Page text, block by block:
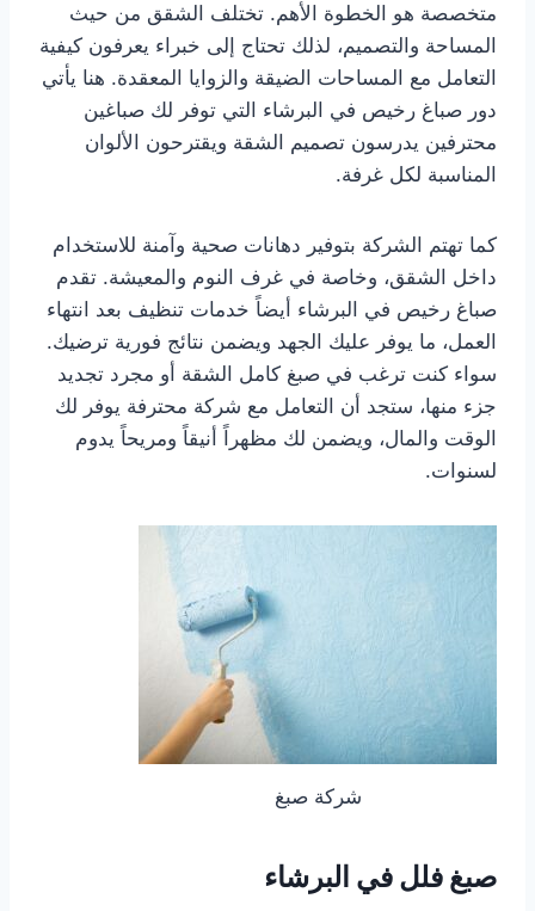
متخصصة هو الخطوة الأهم. تختلف الشقق من حيث
المساحة والتصميم، لذلك تحتاج إلى خبراء يعرفون كيفية
التعامل مع المساحات الضيقة والزوايا المعقدة. هنا يأتي
دور صباغ رخيص في البرشاء التي توفر لك صباغين
محترفين يدرسون تصميم الشقة ويقترحون الألوان
المناسبة لكل غرفة.
كما تهتم الشركة بتوفير دهانات صحية وآمنة للاستخدام
داخل الشقق، وخاصة في غرف النوم والمعيشة. تقدم
صباغ رخيص في البرشاء أيضاً خدمات تنظيف بعد انتهاء
العمل، ما يوفر عليك الجهد ويضمن نتائج فورية ترضيك.
سواء كنت ترغب في صبغ كامل الشقة أو مجرد تجديد
جزء منها، ستجد أن التعامل مع شركة محترفة يوفر لك
الوقت والمال، ويضمن لك مظهراً أنيقاً ومريحاً يدوم
لسنوات.
شركة صبغ
صبغ فلل في البرشاء